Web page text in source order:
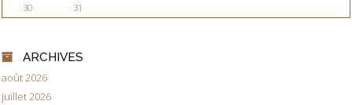
30
31
ARCHIVES
août 2026
juillet 2026